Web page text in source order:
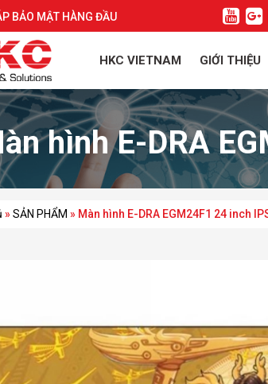
BẢO MẬT HÀNG ĐẦU
HKC VIETNAM GIỚI THIỆU
hình E-DRA
»SẢN PHẨM » Màn hình E-DRA EGM24F1 24 inch